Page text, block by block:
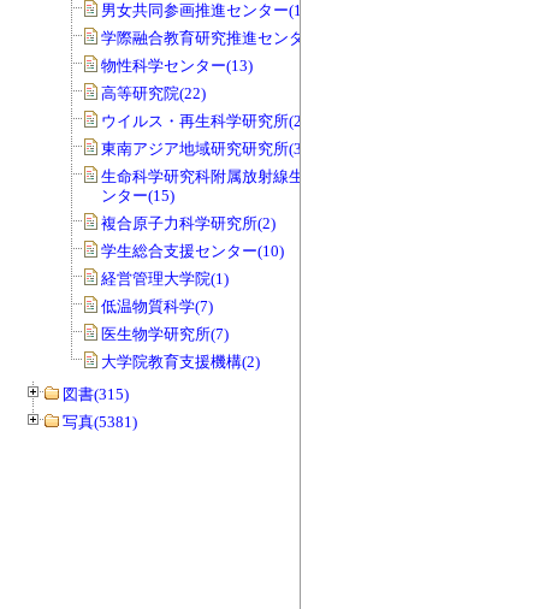
男女共同参画推進センター(141)
学際融合教育研究推進センター(11)
物性科学センター(13)
高等研究院(22)
ウイルス・再生科学研究所(29)
東南アジア地域研究研究所(3)
生命科学研究科附属放射線生物研究セ
ンター(15)
複合原子力科学研究所(2)
学生総合支援センター(10)
経営管理大学院(1)
低温物質科学(7)
医生物学研究所(7)
大学院教育支援機構(2)
図書(315)
写真(5381)